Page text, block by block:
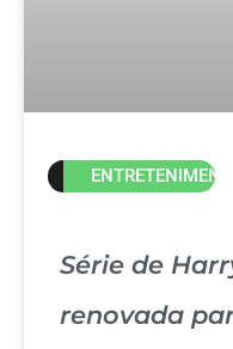
ENTRETENIMENTO
Série de
renovada